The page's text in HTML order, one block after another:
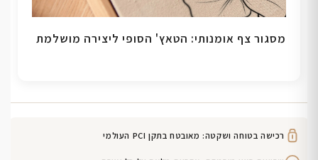
מסגור צף אומנותי: הטאץ' הסופי ליצירה מושלמת
רכישה בטוחה ושקטה: מאובטח בתקן PCI העולמי